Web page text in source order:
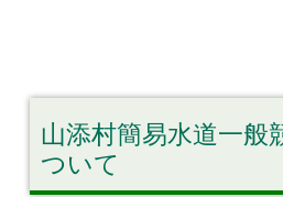
山添村簡易水道一般
ついて